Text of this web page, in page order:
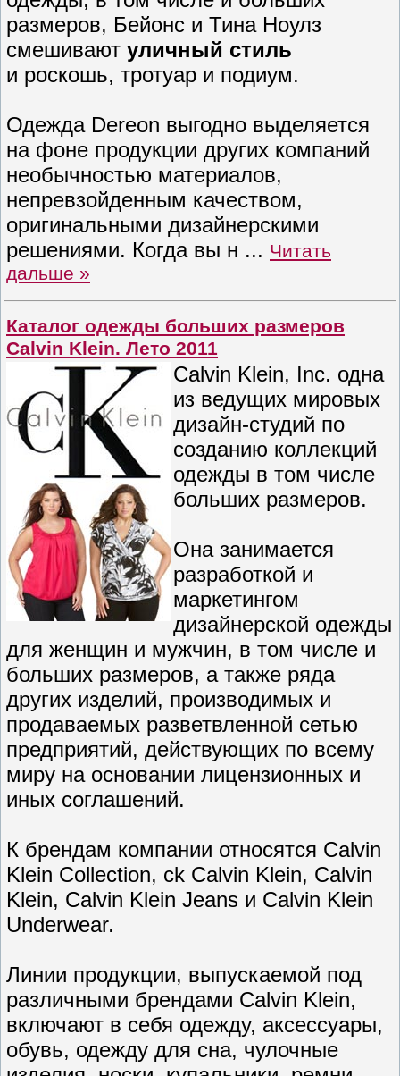
размеров, Бейонс и Тина Ноулз
смешивают уличный стиль
и роскошь, тротуар и подиум.
Одежда Dereon выгодно выделяется
на фоне продукции других компаний
необычностью материалов,
непревзойденным качеством,
оригинальными дизайнерскими
решениями. Когда вы н ... Читать
дальше »
Каталог одежды больших размеров
Calvin Klein. Лето 2011
Calvin Klein, Inc. одна
из ведущих мировых
дизайн-студий по
созданию коллекций
одежды в том числе
больших размеров.
Она занимается
разработкой и
маркетингом
дизайнерской одежды
для женщин и мужчин, в том числе и
больших размеров, а также ряда
других изделий, производимых и
продаваемых разветвленной сетью
предприятий, действующих по всему
миру на основании лицензионных и
иных соглашений.
К брендам компании относятся Calvin
Klein Collection, ck Calvin Klein, Calvin
Klein, Calvin Klein Jeans и Calvin Klein
Underwear.
Линии продукции, выпускаемой под
различными брендами Calvin Klein,
включают в себя одежду, аксессуары,
обувь, одежду для сна, чулочные